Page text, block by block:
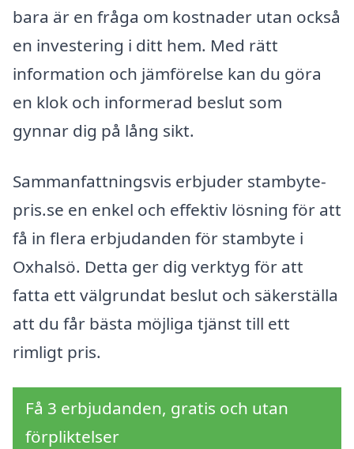
bara är en fråga om kostnader utan också
en investering i ditt hem. Med rätt
information och jämförelse kan du göra
en klok och informerad beslut som
gynnar dig på lång sikt.
Sammanfattningsvis erbjuder stambyte-
pris.se en enkel och effektiv lösning för att
få in flera erbjudanden för stambyte i
Oxhalsö. Detta ger dig verktyg för att
fatta ett välgrundat beslut och säkerställa
att du får bästa möjliga tjänst till ett
rimligt pris.
Få 3 erbjudanden, gratis och utan
förpliktelser